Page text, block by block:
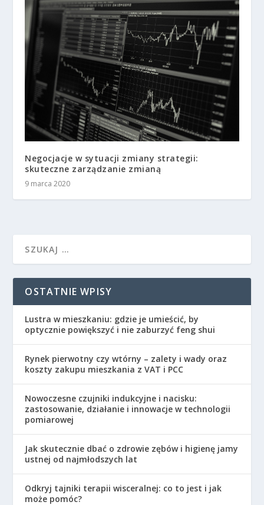
Negocjacje w sytuacji zmiany strategii:
skuteczne zarządzanie zmianą
9 marca 2020
OSTATNIE WPISY
Lustra w mieszkaniu: gdzie je umieścić, by
optycznie powiększyć i nie zaburzyć feng shui
Rynek pierwotny czy wtórny – zalety i wady oraz
koszty zakupu mieszkania z VAT i PCC
Nowoczesne czujniki indukcyjne i nacisku:
zastosowanie, działanie i innowacje w technologii
pomiarowej
Jak skutecznie dbać o zdrowie zębów i higienę jamy
ustnej od najmłodszych lat
Odkryj tajniki terapii wisceralnej: co to jest i jak
może pomóc?